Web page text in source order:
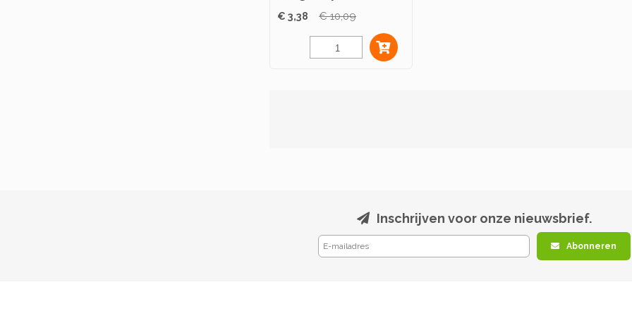
Scheermesjes 3st
€ 3,38 € 10,09
Inschrijven voor onze nieuwsbrief.
Abonneren